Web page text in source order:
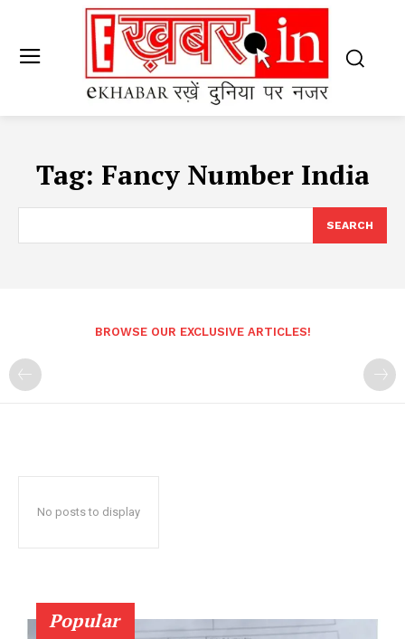
Tag: Fancy Number India
SEARCH
BROWSE OUR EXCLUSIVE ARTICLES!
No posts to display
Popular